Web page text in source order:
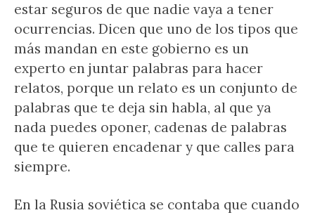
estar seguros de que nadie vaya a tener
ocurrencias. Dicen que uno de los tipos que
más mandan en este gobierno es un
experto en juntar palabras para hacer
relatos, porque un relato es un conjunto de
palabras que te deja sin habla, al que ya
nada puedes oponer, cadenas de palabras
que te quieren encadenar y que calles para
siempre.
En la Rusia soviética se contaba que cuando